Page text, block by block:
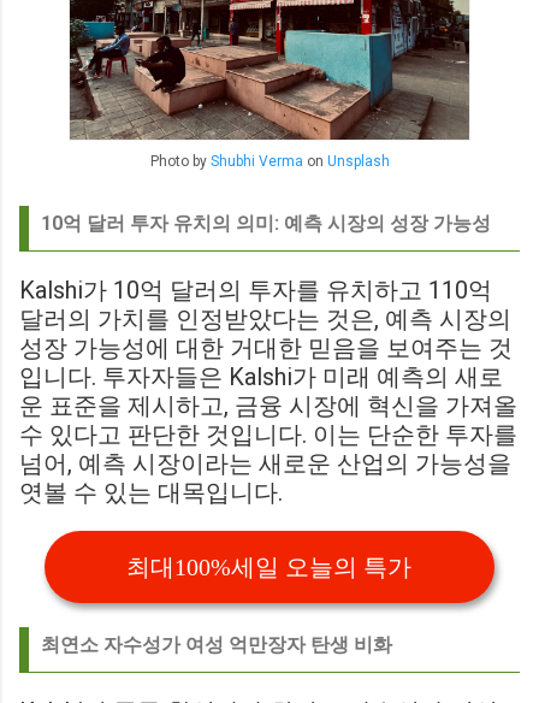
Photo by Shubhi Verma on Unsplash
10억 달러 투자 유치의 의미: 예측 시장의 성장 가능성
Kalshi가 10억 달러의 투자를 유치하고 110억
달러의 가치를 인정받았다는 것은, 예측 시장의
성장 가능성에 대한 거대한 믿음을 보여주는 것
입니다. 투자자들은 Kalshi가 미래 예측의 새로
운 표준을 제시하고, 금융 시장에 혁신을 가져올
수 있다고 판단한 것입니다. 이는 단순한 투자를
넘어, 예측 시장이라는 새로운 산업의 가능성을
엿볼 수 있는 대목입니다.
최대100%세일 오늘의 특가
최연소 자수성가 여성 억만장자 탄생 비화